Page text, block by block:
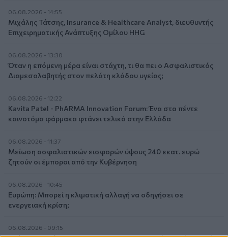
06.08.2026 - 14:55
Μιχάλης Τάτσης, Insurance & Healthcare Analyst, διευθυντής
Επιχειρηματικής Ανάπτυξης Ομίλου HHG
06.08.2026 - 13:30
Όταν η επόμενη μέρα είναι στάχτη, τι θα πει ο Ασφαλιστικός
Διαμεσολαβητής στον πελάτη κλάδου υγείας;
06.08.2026 - 12:22
Kavita Patel - PhARMA Innovation Forum: Ένα στα πέντε
καινοτόμα φάρμακα φτάνει τελικά στην Ελλάδα
06.08.2026 - 11:37
Μείωση ασφαλιστικών εισφορών ύψους 240 εκατ. ευρώ
ζητούν οι έμποροι από την Κυβέρνηση
06.08.2026 - 10:45
Ευρώπη: Μπορεί η κλιματική αλλαγή να οδηγήσει σε
ενεργειακή κρίση;
06.08.2026 - 09:15